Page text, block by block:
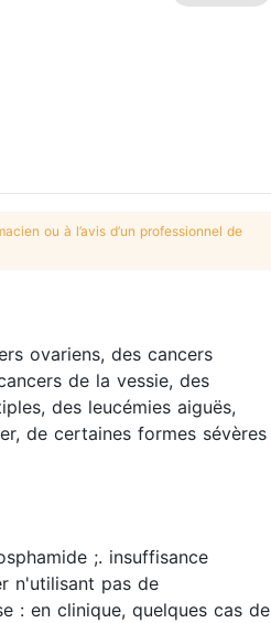
ou à l’avis d’un professionnel de
ovariens, des cancers
de la vessie, des
des leucémies aiguës,
de certaines formes sévères
;. insuffisance
n'utilisant pas de
: en clinique, quelques cas de